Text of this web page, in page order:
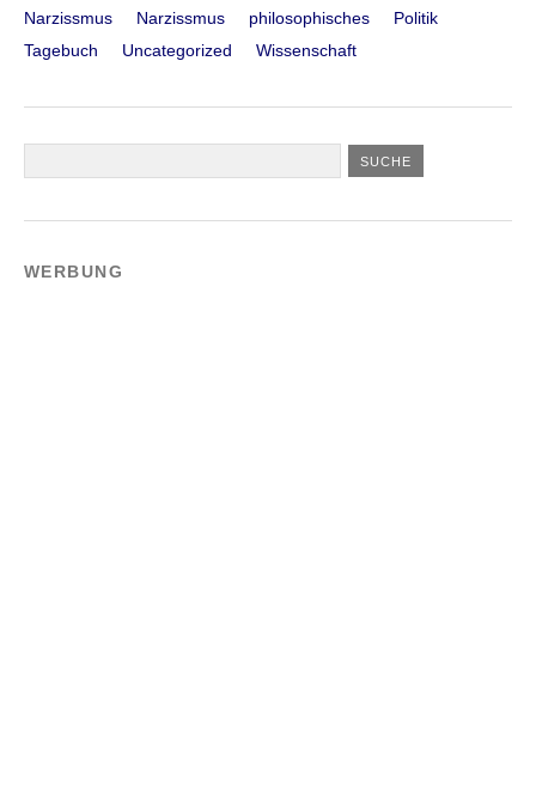
Narzissmus
Narzissmus philosophisches
Politik
Tagebuch
Uncategorized Wissenschaft
WERBUNG